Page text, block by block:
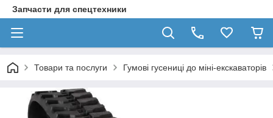
Запчасти для спецтехники
Товари та послуги Гумові гусениці до міні-екскаваторів